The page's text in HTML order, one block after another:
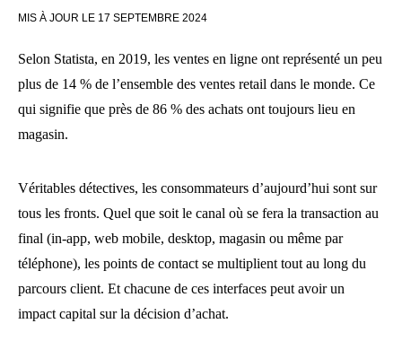
MIS À JOUR LE 17 SEPTEMBRE 2024
Selon Statista, en 2019, les ventes en ligne ont représenté un peu
plus de 14 % de l’ensemble des ventes retail dans le monde. Ce
qui signifie que près de 86 % des achats ont toujours lieu en
magasin.
Véritables détectives, les consommateurs d’aujourd’hui sont sur
tous les fronts. Quel que soit le canal où se fera la transaction au
final (in-app, web mobile, desktop, magasin ou même par
téléphone), les points de contact se multiplient tout au long du
parcours client. Et chacune de ces interfaces peut avoir un
impact capital sur la décision d’achat.